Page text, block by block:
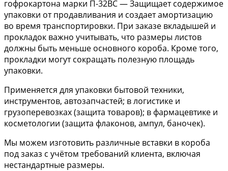
гофрокартона марки П-32ВС — Защищает содержимое
упаковки от продавливания и создает амортизацию
во время транспортировки. При заказе вкладышей и
прокладок важно учитывать, что размеры листов
должны быть меньше основного короба. Кроме того,
прокладки могут сокращать полезную площадь
упаковки.
Применяется для упаковки бытовой техники,
инструментов, автозапчастей; в логистике и
грузоперевозках (защита товаров); в фармацевтике и
косметологии (защита флаконов, ампул, баночек).
Мы можем изготовить различные вставки в короба
под заказ с учётом требований клиента, включая
нестандартные размеры.